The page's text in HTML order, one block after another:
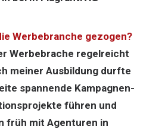
Werbebranche gezogen?
Werbebrache regelreicht
meiner Ausbildung durfte
spannende Kampagnen-
führen und
früh mit Agenturen in